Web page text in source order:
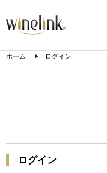
ホーム ログイン
ログイン